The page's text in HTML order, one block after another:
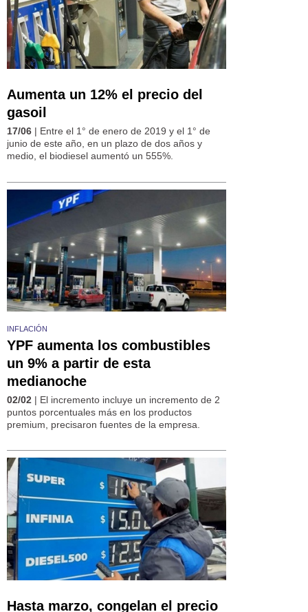
Aumenta un 12% el precio del
gasoil
17/06 | Entre el 1° de enero de 2019 y el 1° de
junio de este año, en un plazo de dos años y
medio, el biodiesel aumentó un 555%.
INFLACIÓN
YPF aumenta los combustibles
un 9% a partir de esta
medianoche
02/02 | El incremento incluye un incremento de 2
puntos porcentuales más en los productos
premium, precisaron fuentes de la empresa.
Hasta marzo, congelan el precio